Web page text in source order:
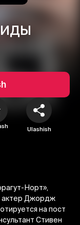
Ulashish
Норт»,
актер Джордж
на пост
Стивен